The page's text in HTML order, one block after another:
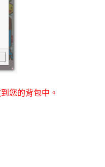
您的背包中。